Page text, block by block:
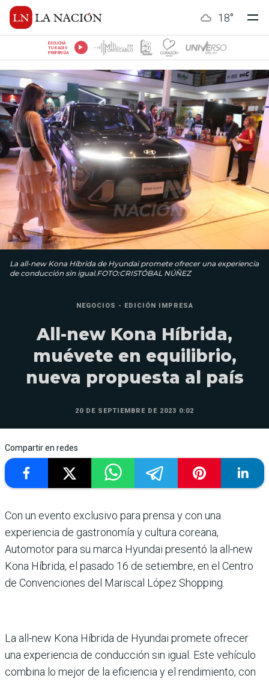
18°
ESCUCHÁ
TU RADIO
PREFERIDA
La all-new Kona Híbrida de Hyundai promete ofrecer una experiencia
de conducción sin igual.FOTO:CRISTÓBAL NÚÑEZ
NEGOCIOS - EDICIÓN IMPRESA
All-new Kona Híbrida,
muévete en equilibrio,
nueva propuesta al país
20 DE SEPTIEMBRE DE 2023 0:02
Compartir en redes
Con un evento exclu­sivo para prensa y con una
experien­cia de gastronomía y cultura coreana,
Automotor para su marca Hyundai presentó la all-new
Kona Híbrida, el pasado 16 de setiembre, en el Centro
de Convenciones del Mariscal López Shopping.
La all-new Kona Híbrida de Hyundai promete ofrecer
una experiencia de conducción sin igual. Este vehículo
combina lo mejor de la eficiencia y el rendi­miento, con